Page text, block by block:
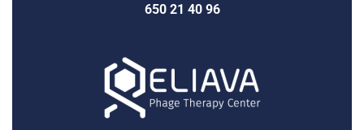
650 21 40 96